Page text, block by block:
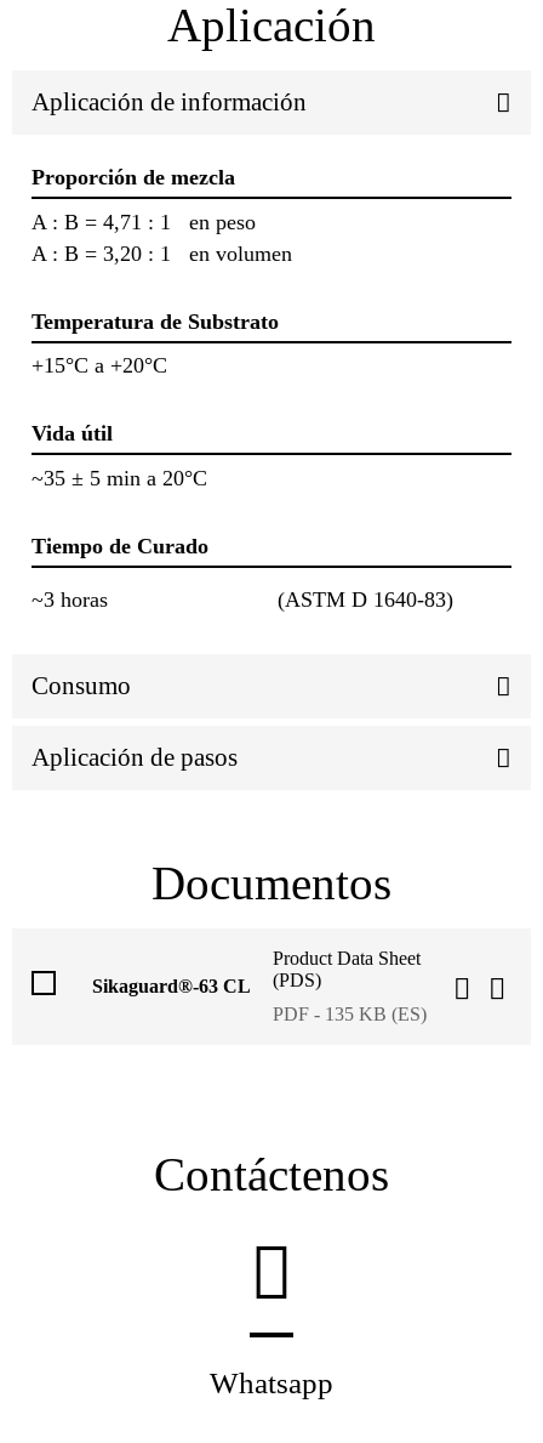
Aplicación
Aplicación de información
Proporción de mezcla
A : B = 4,71 : 1 en peso
A : B = 3,20 : 1 en volumen
Temperatura de Substrato
+15°C a +20°C
Vida útil
~35 ± 5 min a 20°C
Tiempo de Curado
~3 horas (ASTM D 1640-83)
Consumo
Aplicación de pasos
Documentos
Sikaguard®-63 CL
Product Data Sheet
(PDS)
PDF - 135 KB (ES)
Contáctenos
Whatsapp